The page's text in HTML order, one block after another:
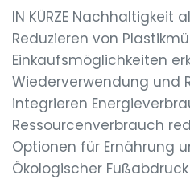
IN KÜRZE Nachhaltigkeit
Reduzieren von
Einkaufsmöglichkeiten
Wiederverwendung und
integrieren
Ressourcenverbrauch
Optionen für Ernährung
Ökologischer